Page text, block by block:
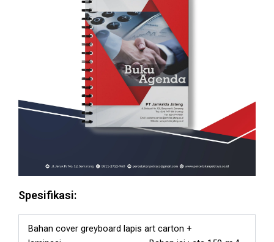
Spesifikasi:
Bahan cover greyboard lapis art carton +